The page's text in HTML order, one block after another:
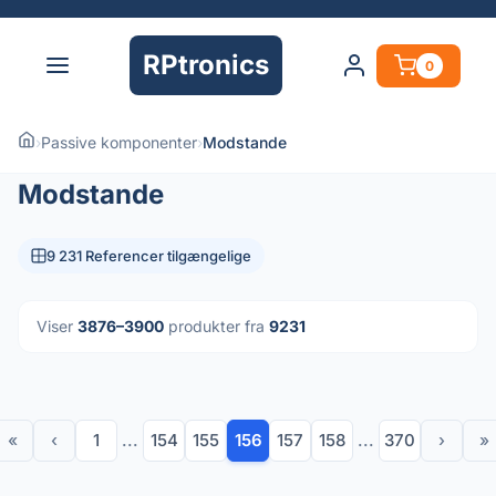
RPtronics 0
›Passive komponenter›Modstande
Modstande
9 231 Referencer tilgængelige
Viser 3876–3900 produkter fra 9231
« ‹ 1 ... 154 155 156 157 158 ... 370 › »